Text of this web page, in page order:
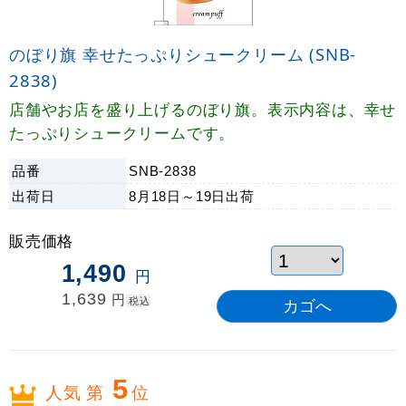
のぼり旗 幸せたっぷりシュークリーム (SNB-
2838)
店舗やお店を盛り上げるのぼり旗。表示内容は、幸せ
たっぷりシュークリームです。
品番 SNB-2838
出荷日 8月18日～19日 出荷
販売価格
1,490 円
1,639 円 税込
人気 第 5位